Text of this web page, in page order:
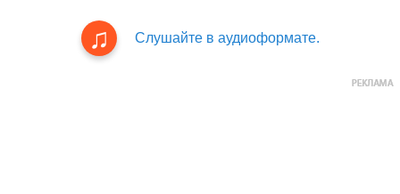
Слушайте в аудиоформате.